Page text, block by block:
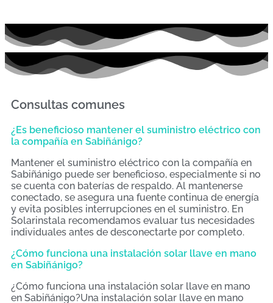
Consultas comunes
¿Es beneficioso mantener el suministro eléctrico con
la compañía en Sabiñánigo?
Mantener el suministro eléctrico con la compañía en
Sabiñánigo puede ser beneficioso, especialmente si no
se cuenta con baterías de respaldo. Al mantenerse
conectado, se asegura una fuente continua de energía
y evita posibles interrupciones en el suministro. En
Solarinstala recomendamos evaluar tus necesidades
individuales antes de desconectarte por completo.
¿Cómo funciona una instalación solar llave en mano
en Sabiñánigo?
¿Cómo funciona una instalación solar llave en mano
en Sabiñánigo?Una instalación solar llave en mano